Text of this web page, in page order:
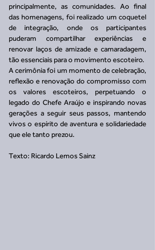
principalmente, as comunidades. Ao final
das homenagens, foi realizado um coquetel
de integração, onde os participantes
puderam compartilhar experiências e
renovar laços de amizade e camaradagem,
tão essenciais para o movimento escoteiro.
A cerimônia foi um momento de celebração,
reflexão e renovação do compromisso com
os valores escoteiros, perpetuando o
legado do Chefe Araújo e inspirando novas
gerações a seguir seus passos, mantendo
vivos o espírito de aventura e solidariedade
que ele tanto prezou.
Texto: Ricardo Lemos Sainz